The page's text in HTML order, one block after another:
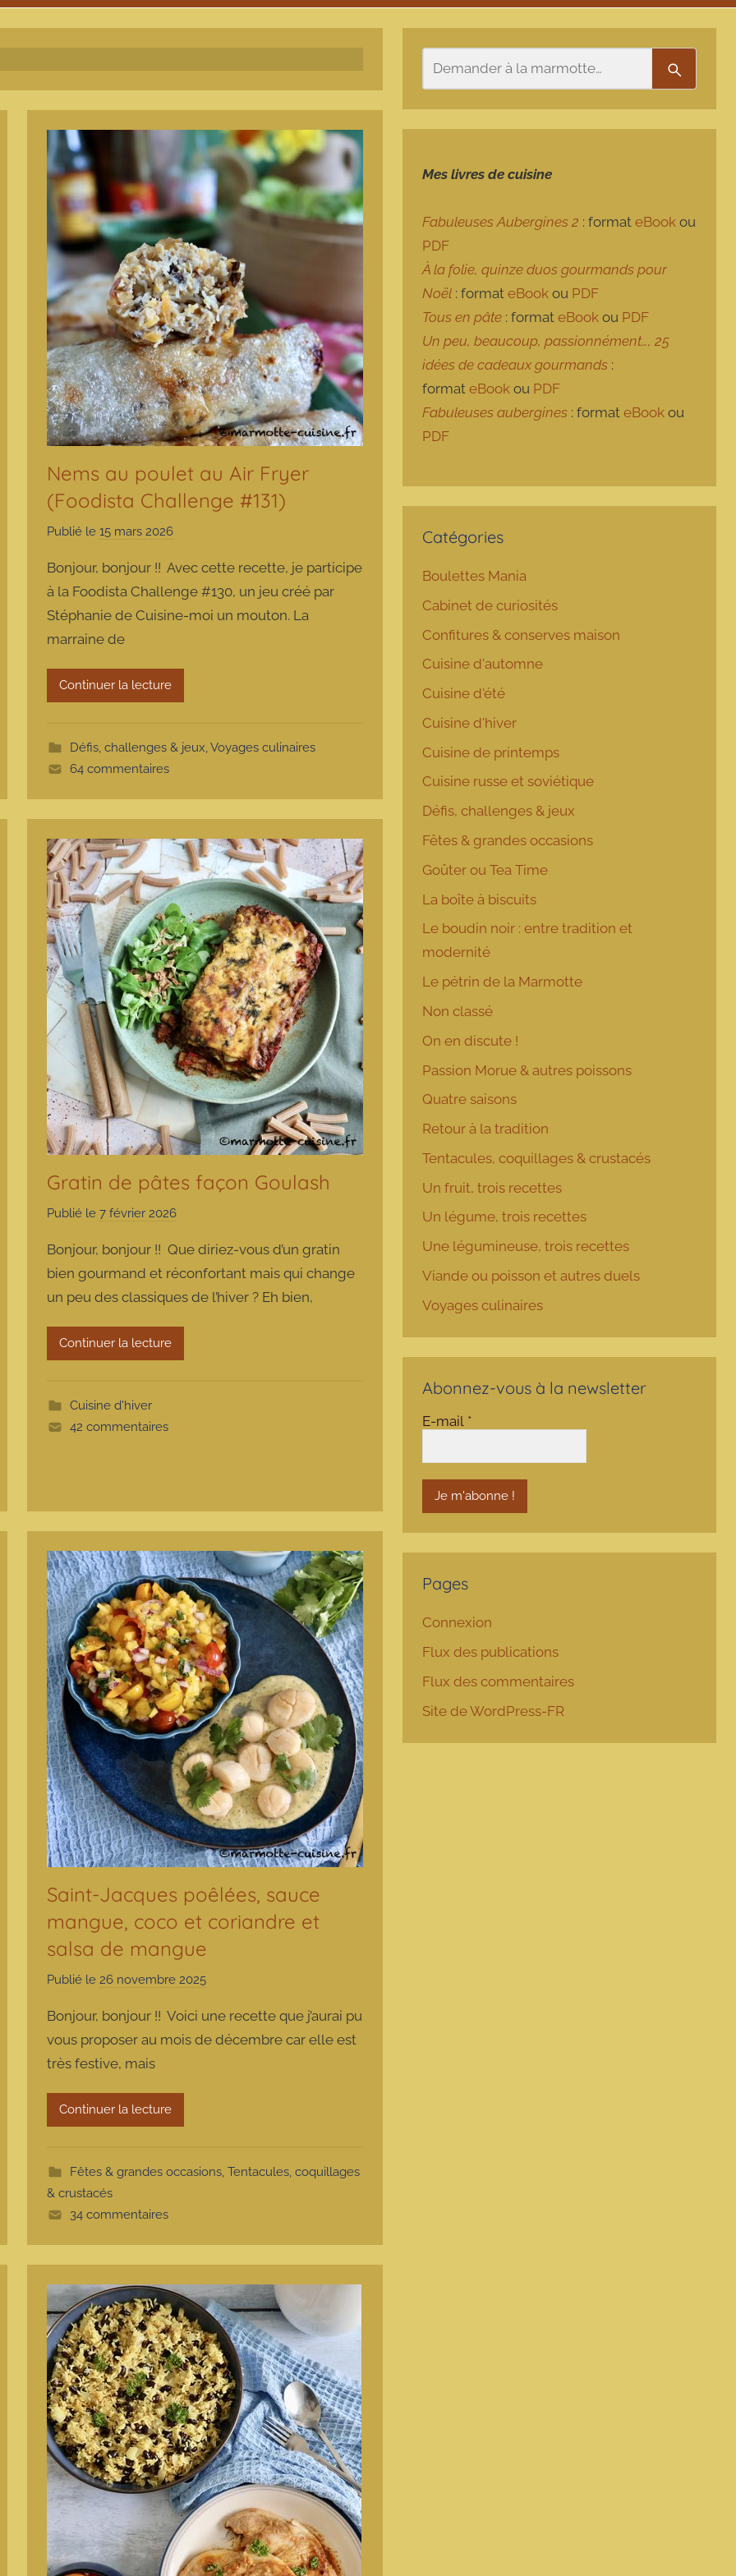
Nems au poulet au Air Fryer
(Foodista Challenge #131)
Publié le15 mars 2026
r
m
a
t
e
Bonjour, bonjour !! Avec cette recette, je participe
à la Foodista Challenge #130, un jeu créé par
Stéphanie de Cuisine-moi un mouton. La
marraine de
Continuer la lecture
Défis, challenges & jeux,Voyages culinaires
64 commentaires
Gratin de pâtes façon Goulash
Publié le7 février 2026
r
m
a
o
Bonjour, bonjour !! Que diriez-vous d’un gratin
bien gourmand et réconfortant mais qui change
un peu des classiques de l’hiver ? Eh bien,
Continuer la lecture
Cuisine d'hiver
42 commentaires
Saint-Jacques poêlées, sauce
mangue, coco et coriandre et
salsa de mangue
Publié le 26 novembre 2025
r
m
t
Bonjour, bonjour !! Voici une recette que j’aurai pu
vous proposer au mois de décembre car elle est
très festive, mais
Continuer la lecture
Fêtes & grandes occasions, Tentacules, coquillages
& crustacés
34 commentaires
Mes livres de cuisine
Fabuleuses Aubergines 2 : formateBook ou
PDF
À la folie, quinze duos gourmands pour
Noël : formateBook ou PDF
Tous en pâte : formateBook ou PDF
Un peu, beaucoup, passionnément…, 25
idées de cadeaux gourmands :
formateBook ou PDF
Fabuleuses aubergines : formateBook ou
PDF
Catégories
Boulettes Mania
Cabinet de curiosités
Confitures & conserves maison
Cuisine d'automne
Cuisine d'été
Cuisine d'hiver
Cuisine de printemps
Cuisine russe et soviétique
Défis, challenges & jeux
Fêtes & grandes occasions
Goûter ou Tea Time
La boîte à biscuits
Le boudin noir : entre tradition et
modernité
Le pétrin de la Marmotte
Non classé
On en discute !
Passion Morue & autres poissons
Quatre saisons
Retour à la tradition
Tentacules, coquillages & crustacés
Un fruit, trois recettes
Un légume, trois recettes
Une légumineuse, trois recettes
Viande ou poisson et autres duels
Voyages culinaires
Abonnez-vous à la newsletter
E-mail *
Pages
Connexion
Flux des publications
Flux des commentaires
Site de WordPress-FR